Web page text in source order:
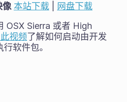
像 本站下载| 网盘下载
OSX Sierra 或者 High
视频了解如何启动由开发
软件包。